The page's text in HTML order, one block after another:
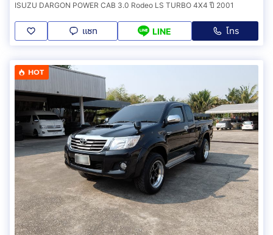
ISUZU DARGON POWER CAB 3.0 Rodeo LS TURBO 4X4 ปี 2001
แชท LINE โทร
HOT